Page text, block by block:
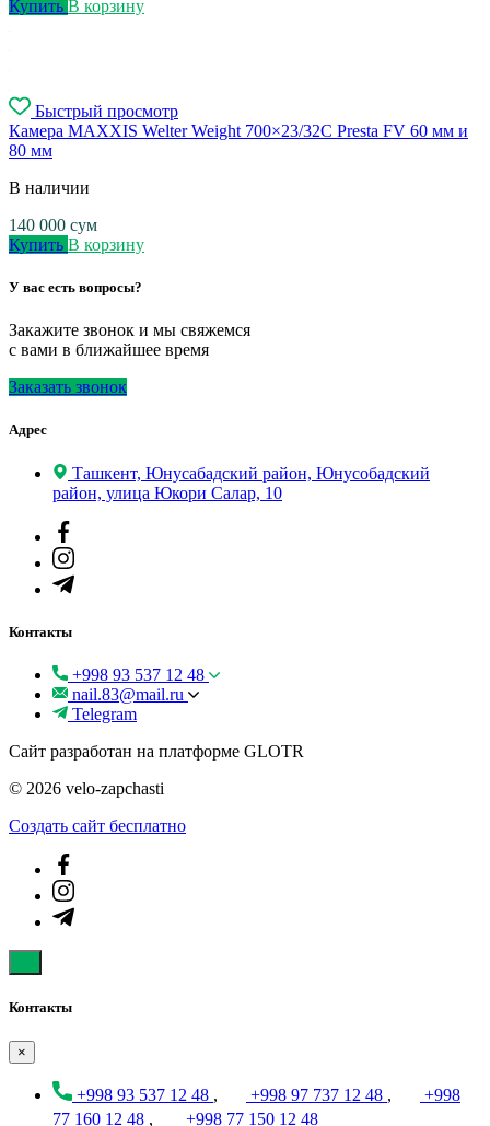
Купить В корзину
Быстрый просмотр
Камера MAXXIS Welter Weight 700×23/32C Presta FV 60 мм и
80 мм
В наличии
140 000 сум
Купить В корзину
У вас есть вопросы?
Закажите звонок и мы свяжемся
с вами в ближайшее время
Заказать звонок
Адрес
Ташкент, Юнусабадский район, Юнусобадский
район, улица Юкори Салар, 10
Контакты
+998 93 537 12 48
nail.83@mail.ru
Telegram
Сайт разработан на платформе GLOTR
© 2026 velo-zapchasti
Создать cайт бесплатно
Контакты
×
+998 93 537 12 48 , +998 97 737 12 48 ,
+998
77 160 12 48 , +998 77 150 12 48